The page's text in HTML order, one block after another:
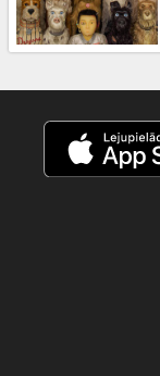
Uzkodas
B2B
Kino
Klubs